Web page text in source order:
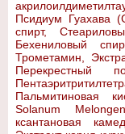
Псидиум Гуахава
спирт,
Бехениловый
Трометамин,
Перекрестный
Пальмитиновая
Solanum
ксантановая